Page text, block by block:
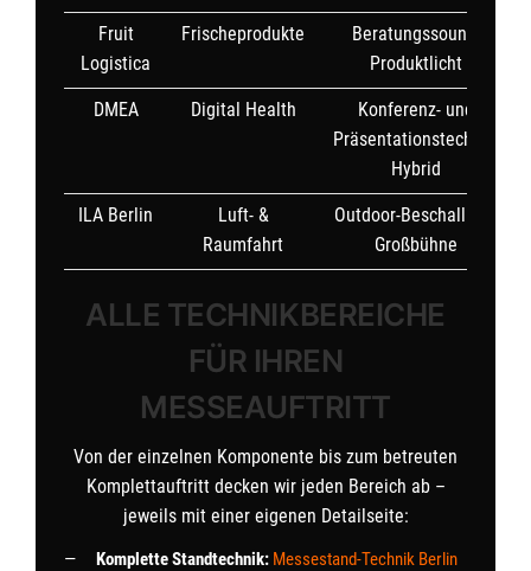
Fruit
Logistica
Frischeprodukte
Beratungssound,
Produktlicht
DMEA Digital Health
Konferenz- und
Präsentationstechnik,
Hybrid
ILA Berlin
Luft- &
Raumfahrt
Outdoor-Beschallung,
Großbühne
ALLE TECHNIKBEREICHE
FÜR IHREN
MESSEAUFTRITT
Von der einzelnen Komponente bis zum betreuten
Komplettauftritt decken wir jeden Bereich ab –
jeweils mit einer eigenen Detailseite:
Komplette Standtechnik: Messestand-Technik Berlin